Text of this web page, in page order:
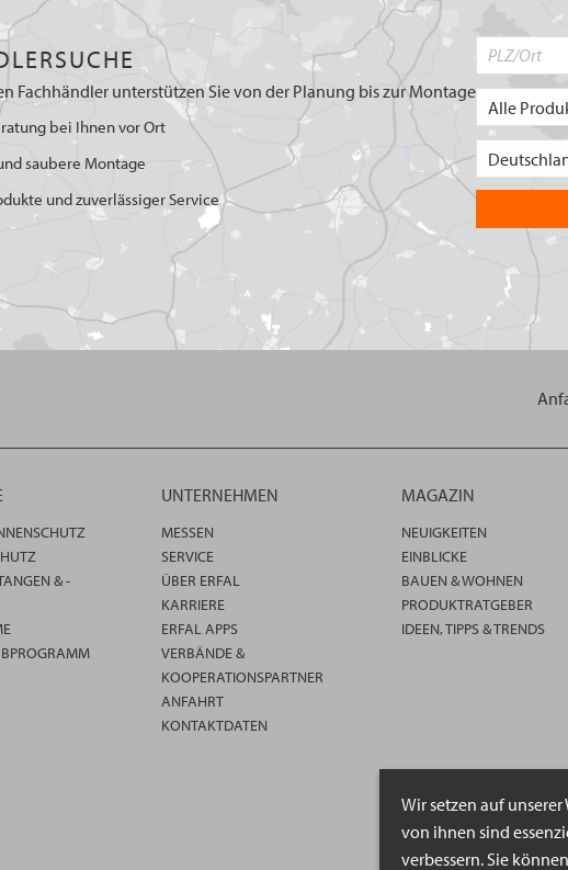
Wir setzen auf
von ihnen sind
verbessern. Sie
Fachhändler unterstützen Sie von der Planung bis zur Montage
bei Ihnen vor Ort
saubere Montage
und zuverlässiger Service
& -
UNTERNEHMEN
MESSEN
SERVICE
ÜBER ERFAL
KARRIERE
ERFAL APPS
VERBÄNDE &
KOOPERATIONSPARTNER
ANFAHRT
KONTAKTDATEN
MAGAZIN
NEUIGKEITEN
EINBLICKE
BAUEN & WOHNEN
PRODUKTRATGEBER
IDEEN, TIPPS & TRENDS